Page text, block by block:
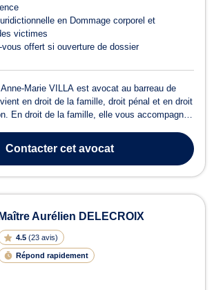
en Dommage corporel et
victimes
vous offert si ouverture de dossier
Marie VILLA est avocat au barreau de
en droit de la famille, droit pénal et en droit
En droit de la famille, elle vous accompagne
une recherche de filiation, une annulation
Contactercet avocat
Maître Aurélien DELECROIX
4.5 (23 avis)
Répond rapidement